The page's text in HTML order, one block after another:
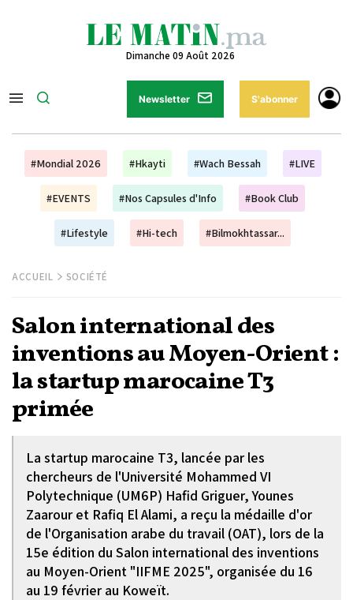
Dimanche 09 Août 2026
Newsletter S'abonner
#Mondial 2026 #Hkayti #Wach Bessah #LIVE
#EVENTS #Nos Capsules d'Info #Book Club
#Lifestyle #Hi-tech #Bilmokhtassar...
ACCUEIL SOCIÉTÉ
Salon international des
inventions au Moyen-Orient :
la startup marocaine T3
primée
La startup marocaine T3, lancée par les
chercheurs de l'Université Mohammed VI
Polytechnique (UM6P) Hafid Griguer, Younes
Zaarour et Rafiq El Alami, a reçu la médaille d'or
de l'Organisation arabe du travail (OAT), lors de la
15e édition du Salon international des inventions
au Moyen-Orient "IIFME 2025", organisée du 16
au 19 février au Koweït.